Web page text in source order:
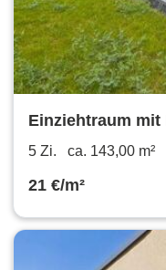
Einziehtraum
Reiheneckhaus
5 Zi. ca. 143,00 m²
21 €/m²